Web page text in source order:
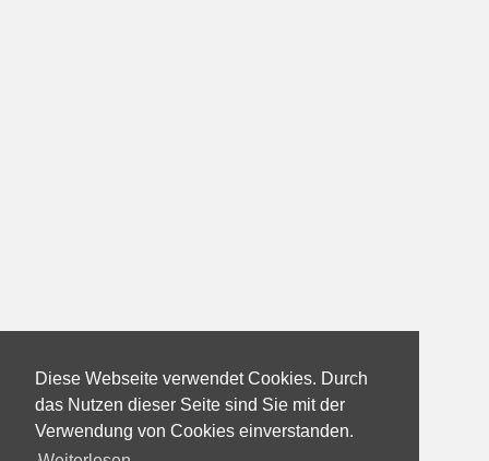
Diese Webseite verwendet Cookies. Durch
das Nutzen dieser Seite sind Sie mit der
Verwendung von Cookies einverstanden.